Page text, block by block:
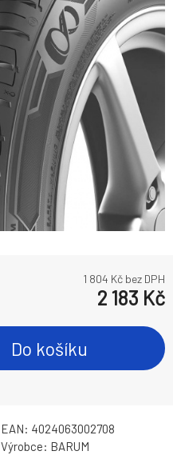
1 804 Kč bez DPH
2 183 Kč
Do košíku
EAN: 4024063002708
Výrobce: BARUM